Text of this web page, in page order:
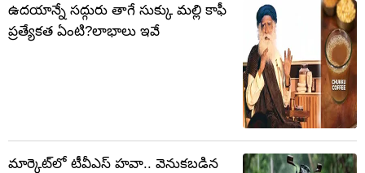
ఉదయాన్నే సద్గురు తాగే సుక్కు మల్లి కాఫీ
ప్రత్యేకత ఏంటి?లాభాలు ఇవే
మార్కెట్‌లో టీవీఎస్ హవా.. వెనుకబడిన